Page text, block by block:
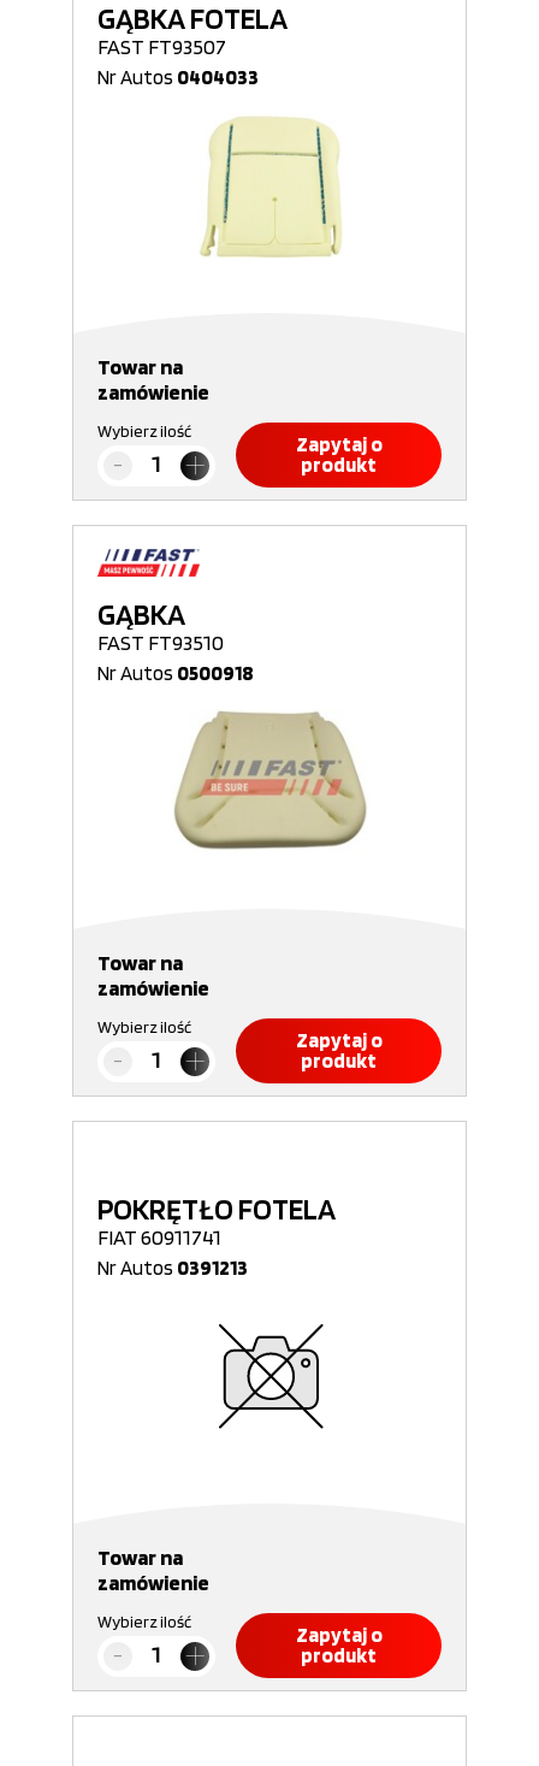
GĄBKA FOTELA
FAST FT93507
Nr Autos 0404033
Towar na
zamówienie
Wybierz ilość
Zapytaj o
produkt
GĄBKA
FAST FT93510
Nr Autos 0500918
Towar na
zamówienie
Wybierz ilość
Zapytaj o
produkt
POKRĘTŁO FOTELA
FIAT 60911741
Nr Autos 0391213
Towar na
zamówienie
Wybierz ilość
Zapytaj o
produkt